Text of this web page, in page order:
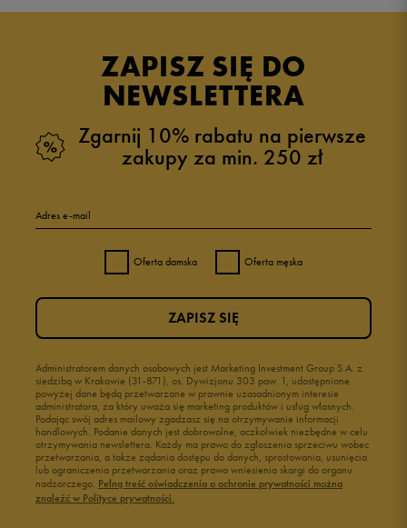
ZAPISZ SIĘ DO
NEWSLETTERA
Zgarnij 10% rabatu na pierwsze
zakupy za min. 250 zł
Adres e-mail
Oferta damska Oferta męska
Administratorem danych osobowych jest Marketing Investment Group S.A. z
siedzibą w Krakowie (31-871), os. Dywizjonu 303 paw. 1, udostępnione
powyżej dane będą przetwarzane w prawnie uzasadnionym interesie
administratora, za który uważa się marketing produktów i usług własnych.
Podając swój adres mailowy zgadzasz się na otrzymywanie informacji
handlowych. Podanie danych jest dobrowolne, aczkolwiek niezbędne w celu
otrzymywania newslettera. Każdy ma prawo do zgłoszenia sprzeciwu wobec
przetwarzania, a także żądania dostępu do danych, sprostowania, usunięcia
lub ograniczenia przetwarzania oraz prawo wniesienia skargi do organu
nadzorczego. Pełną treść oświadczenia o ochronie prywatności można
znaleźć w Polityce prywatności.
ZAPISZ SIĘ